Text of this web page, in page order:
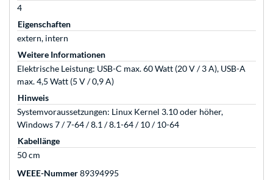
4
Eigenschaften
extern, intern
Weitere Informationen
Elektrische Leistung: USB-C max. 60 Watt (20 V / 3 A), USB-A
max. 4,5 Watt (5 V / 0,9 A)
Hinweis
Systemvoraussetzungen: Linux Kernel 3.10 oder höher,
Windows 7 / 7-64 / 8.1 / 8.1-64 / 10 / 10-64
Kabellänge
50 cm
WEEE-Nummer89394995